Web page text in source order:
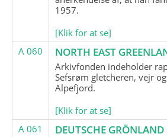
1957.
[Klik for at se]
A 060
NORTH EAST
Arkivfonden indeholder
Sefsrøm gletcheren, vejr
Alpefjord.
[Klik for at se]
A 061
DEUTSCHE